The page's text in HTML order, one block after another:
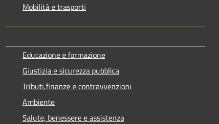
Mobilità e trasporti
Educazione e formazione
Giustizia e sicurezza pubblica
Tributi,finanze e contravvenzioni
Ambiente
Salute, benessere e assistenza